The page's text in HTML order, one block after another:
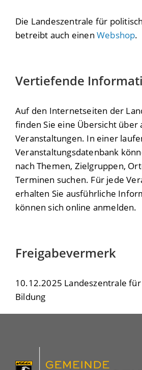
Die Landeszentrale für
betreibt auch einen Webshop.
Vertiefende
Auf den Internetseiten der
finden Sie eine Übersicht über
Veranstaltungen. In einer
Veranstaltungsdatenbank
nach Themen, Zielgruppen,
Terminen suchen. Für jede
erhalten Sie ausführliche
können sich online anmelden.
Freigabevermerk
10.12.2025 Landeszentrale
Bildung